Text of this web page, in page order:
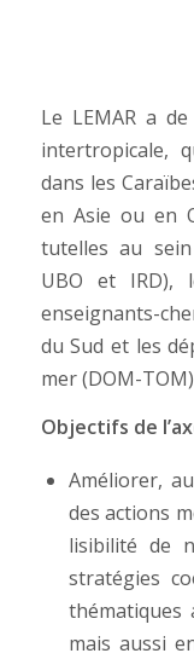
Le LEMAR a
intertropicale,
dans les
en Asie ou en
tutelles au
UBO et IRD),
enseignants-
du Sud et les
mer (DOM-
Objectifs de
Améliorer,
des actions
lisibilité de
stratégies
thématiques
mais aussi